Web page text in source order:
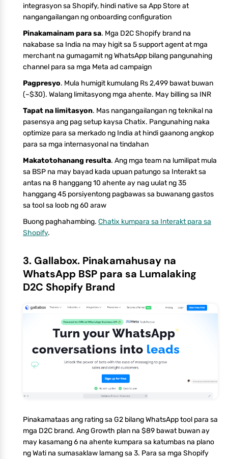
integrasyon sa Shopify, hindi native sa App Store at
nangangailangan ng onboarding configuration
Pinakamainam para sa. Mga D2C Shopify brand na
nakabase sa India na may higit sa 5 support agent at mga
merchant na gumagamit ng WhatsApp bilang pangunahing
channel para sa mga Meta ad campaign
Pagpresyo. Mula humigit kumulang Rs 2,499 bawat buwan
(~$30). Walang limitasyong mga ahente. May billing sa INR
Tapat na limitasyon. Mas nangangailangan ng teknikal na
pasensya ang pag setup kaysa Chatix. Pangunahing naka
optimize para sa merkado ng India at hindi gaanong angkop
para sa mga internasyonal na tindahan
Makatotohanang resulta. Ang mga team na lumilipat mula
sa BSP na may bayad kada upuan patungo sa Interakt sa
antas na 8 hanggang 10 ahente ay nag uulat ng 35
hanggang 45 porsiyentong pagbawas sa buwanang gastos
sa tool sa loob ng 60 araw
Buong paghahambing. Chatix kumpara sa Interakt para sa
Shopify.
3. Gallabox. Pinakamahusay na
WhatsApp BSP para sa Lumalaking
D2C Shopify Brand
Pinakamataas ang rating sa G2 bilang WhatsApp tool para sa
mga D2C brand. Ang Growth plan na $89 bawat buwan ay
may kasamang 6 na ahente kumpara sa katumbas na plano
ng Wati na sumasaklaw lamang sa 3. Para sa mga Shopify